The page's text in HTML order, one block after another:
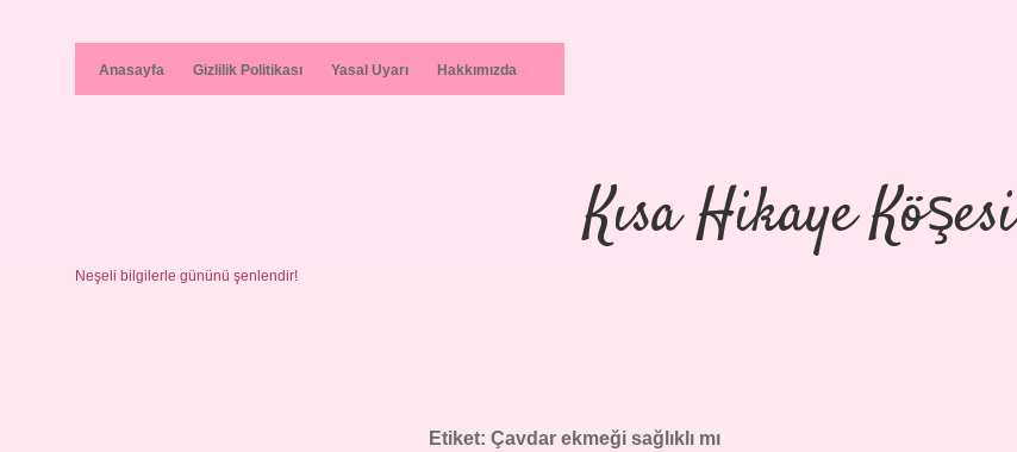
Anasayfa Gizlilik Politikası Yasal Uyarı Hakkımızda
Kısa Hikaye Köşesi
Neşeli bilgilerle gününü şenlendir!
Etiket:Çavdar ekmeği sağlıklı mı